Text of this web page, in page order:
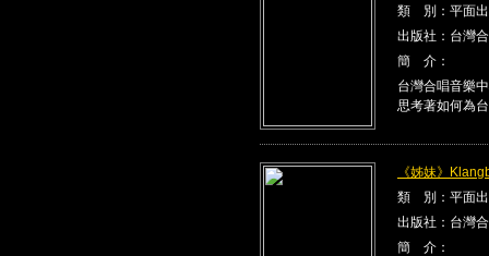
類 別：平面
出版社：台灣
簡 介：
台灣合唱音樂
思考著如何為
《姊妹》
類 別：平面
出版社：台灣
簡 介：